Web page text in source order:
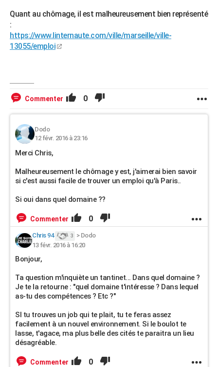
Quant au chômage, il est malheureusement bien représenté
:
https://www.linternaute.com/ville/marseille/ville-
13055/emploi
Commenter 0
Dodo
12 févr. 2016 à 23:16
Merci Chris,
Malheureusement le chômage y est, j'aimerai bien savoir
si c'est aussi facile de trouver un emploi qu'à Paris..
Si oui dans quel domaine ??
Commenter 0
Chris 94 3 > Dodo
13 févr. 2016 à 16:20
Bonjour,
Ta question m'inquiète un tantinet... Dans quel domaine ?
Je te la retourne : "quel domaine t'intéresse ? Dans lequel
as-tu des compétences ? Etc ?"
SI tu trouves un job qui te plait, tu te feras assez
facilement à un nouvel environnement. Si le boulot te
lasse, t'agace, ma plus belle des cités te paraitra un lieu
désagréable.
Commenter 0